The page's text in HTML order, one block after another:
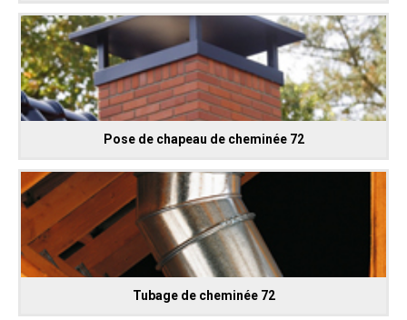
Pose de chapeau de cheminée 72
Tubage de cheminée 72